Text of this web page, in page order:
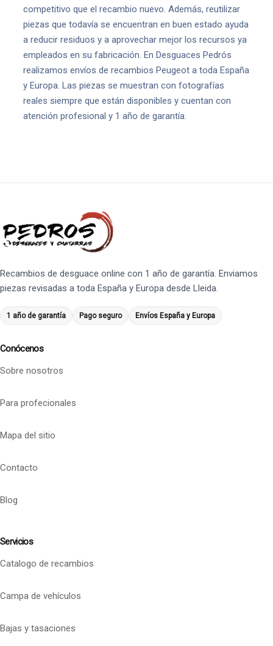
competitivo que el recambio nuevo. Además, reutilizar
piezas que todavía se encuentran en buen estado ayuda
a reducir residuos y a aprovechar mejor los recursos ya
empleados en su fabricación. En Desguaces Pedrós
realizamos envíos de recambios Peugeot a toda España
y Europa. Las piezas se muestran con fotografías
reales siempre que están disponibles y cuentan con
atención profesional y 1 año de garantía.
Recambios de desguace online con 1 año de garantía. Enviamos
piezas revisadas a toda España y Europa desde Lleida.
1 año de garantía Pago seguro Envíos España y Europa
Conócenos
Sobre nosotros
Para profecionales
Mapa del sitio
Contacto
Blog
Servicios
Catalogo de recambios
Campa de vehículos
Bajas y tasaciones